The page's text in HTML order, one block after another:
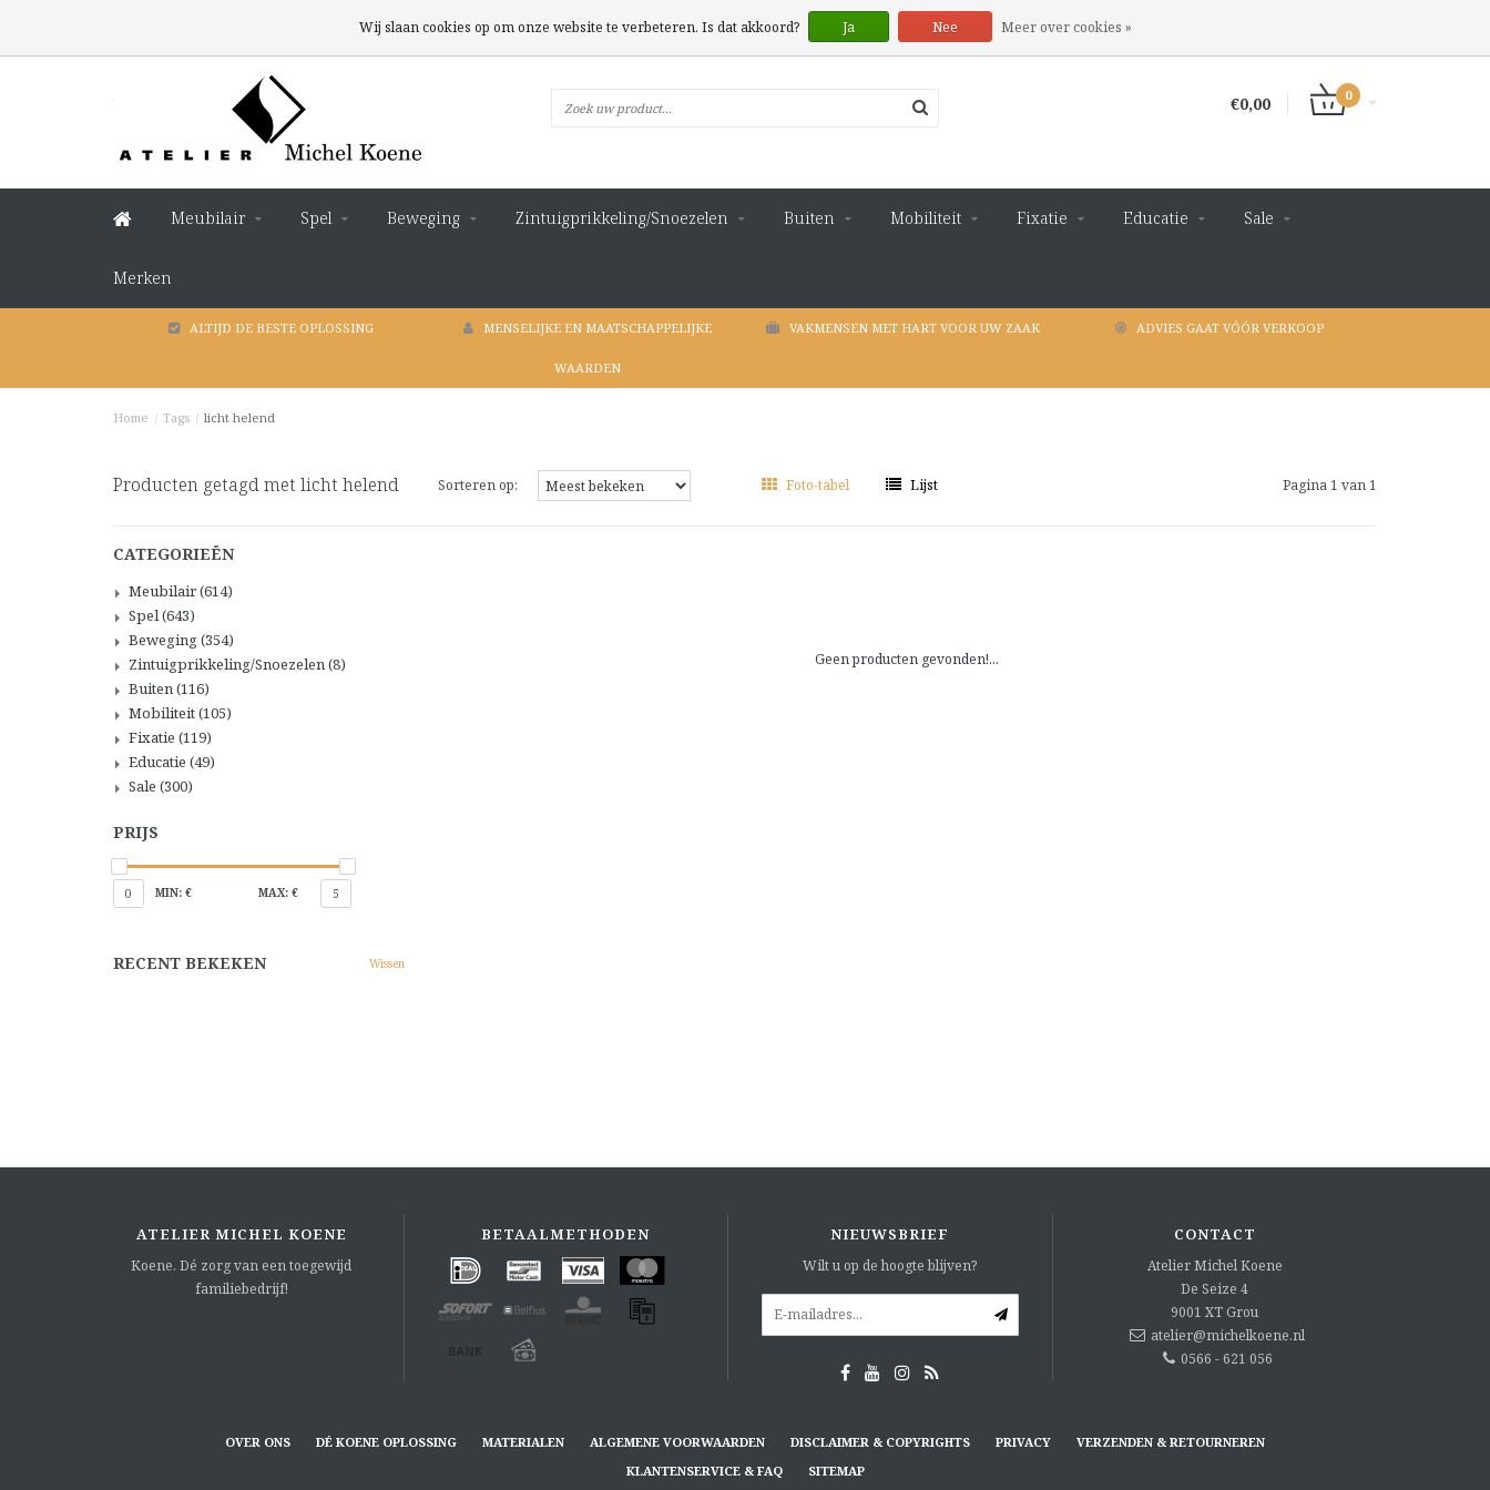
€0,00 0
Meubilair Spel Beweging Zintuigprikkeling/Snoezelen Buiten Mobiliteit Fixatie Educatie Sale
Merken
ALTIJD DE BESTE OPLOSSING MENSELIJKE EN MAATSCHAPPELIJKE
WAARDEN
VAKMENSEN MET HART VOOR UW ZAAK ADVIES GAAT VÓÓR VERKOOP
Home / Tags / licht helend
Producten getagd met licht helend Sorteren op: Foto-tabel Lijst Pagina 1 van 1
CATEGORIEËN
Meubilair(614)
Spel(643)
Beweging(354)
Zintuigprikkeling/Snoezelen(8)
Buiten(116)
Mobiliteit(105)
Fixatie (119)
Educatie (49)
Sale (300)
PRIJS
0 MIN: € MAX: € 5
RECENT BEKEKEN Wissen
Geen producten gevonden!...
ATELIER MICHEL KOENE
Koene. Dé zorg van een toegewijd
familiebedrijf!
BETAALMETHODEN NIEUWSBRIEF
Wilt u op de hoogte blijven?
CONTACT
Atelier Michel Koene
De Seize 4
9001 XT Grou
atelier@michelkoene.nl
0566 - 621 056
OVER ONS DÉ KOENE OPLOSSING MATERIALEN ALGEMENE VOORWAARDEN DISCLAIMER & COPYRIGHTS PRIVACY
VERZENDEN & RETOURNEREN
KLANTENSERVICE & FAQ
SITEMAP
Wij slaan cookies op om onze website te verbeteren. Is dat akkoord? Ja Nee Meer over cookies »